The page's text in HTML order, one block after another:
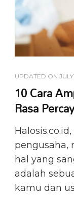
UPDATED ON
10 Cara
Rasa
pengusaha,
hal yang
adalah
kamu dan